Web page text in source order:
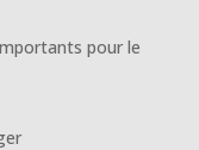
pour le